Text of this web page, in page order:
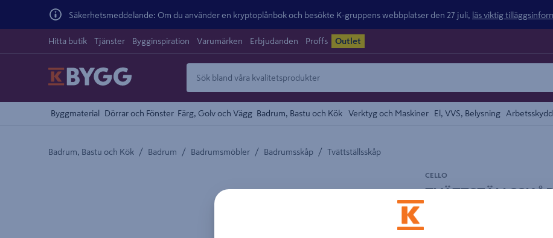
Säkerhetsmeddelande: Om du använder en kryptoplånbok och besökte K-gruppens webbplatser den 27 juli, läs viktig
Hitta butik Tjänster Bygginspiration Varumärken Erbjudanden Proffs Outlet
Byggmaterial Dörrar och Fönster Färg, Golv och Vägg Badrum, Bastu och Kök Verktyg och Maskiner El, VVS, Belysning Arbetsskydd
Badrum, Bastu och Kök / Badrum / Badrumsmöbler / Badrumsskåp / Tvättställsskåp
CELLO